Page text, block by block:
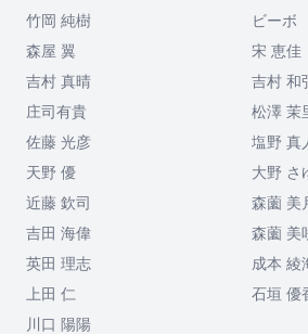
竹岡 純樹
ビーボ
森屋 翼
宋 恵佳
吉村 真晴
吉村 和
庄司有貴
松澤 茉
佐藤 光彦
塩野 真
天野 優
大野 さ
近藤 欽司
森薗 美
吉田 海偉
森薗 美
英田 理志
成本 綾
上田 仁
石垣 優
川口 陽陽